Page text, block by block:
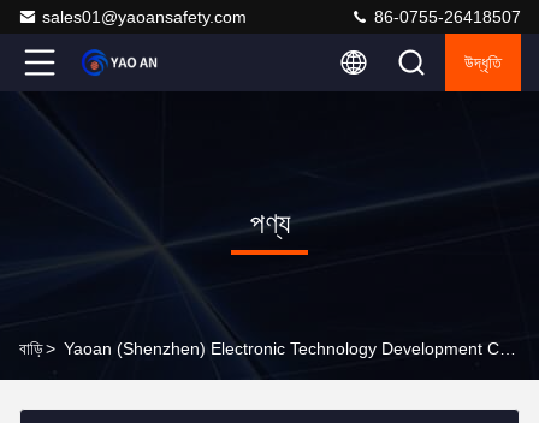
sales01@yaoansafety.com 86-0755-26418507
উদ্ধৃতি
পণ্য
বাড়ি>